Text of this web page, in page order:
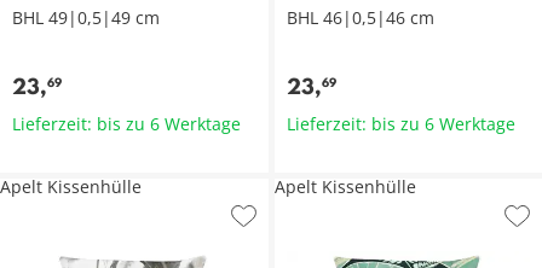
BHL 49|0,5|49 cm
23,69
Lieferzeit: bis zu 6 Werktage
BHL 46|0,5|46 cm
23,69
Lieferzeit: bis zu 6 Werktage
Apelt Kissenhülle Apelt Kissenhülle